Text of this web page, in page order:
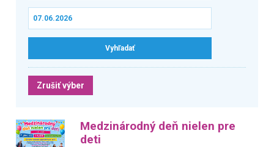
Zrušiť výber
Medzinárodný deň nielen pre
deti